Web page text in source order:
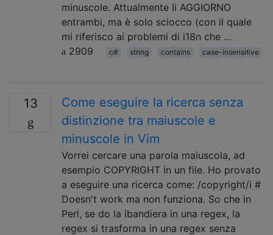
minuscole. Attualmente li AGGIORNO
entrambi, ma è solo sciocco (con il quale
mi riferisco ai problemi di i18n che …
2909
c# string contains case-insensitive
13
Come eseguire la ricerca senza
distinzione tra maiuscole e
minuscole in Vim
Vorrei cercare una parola maiuscola, ad
esempio COPYRIGHT in un file. Ho provato
a eseguire una ricerca come: /copyright/i #
Doesn't work ma non funziona. So che in
Perl, se do la ibandiera in una regex, la
regex si trasforma in una regex senza